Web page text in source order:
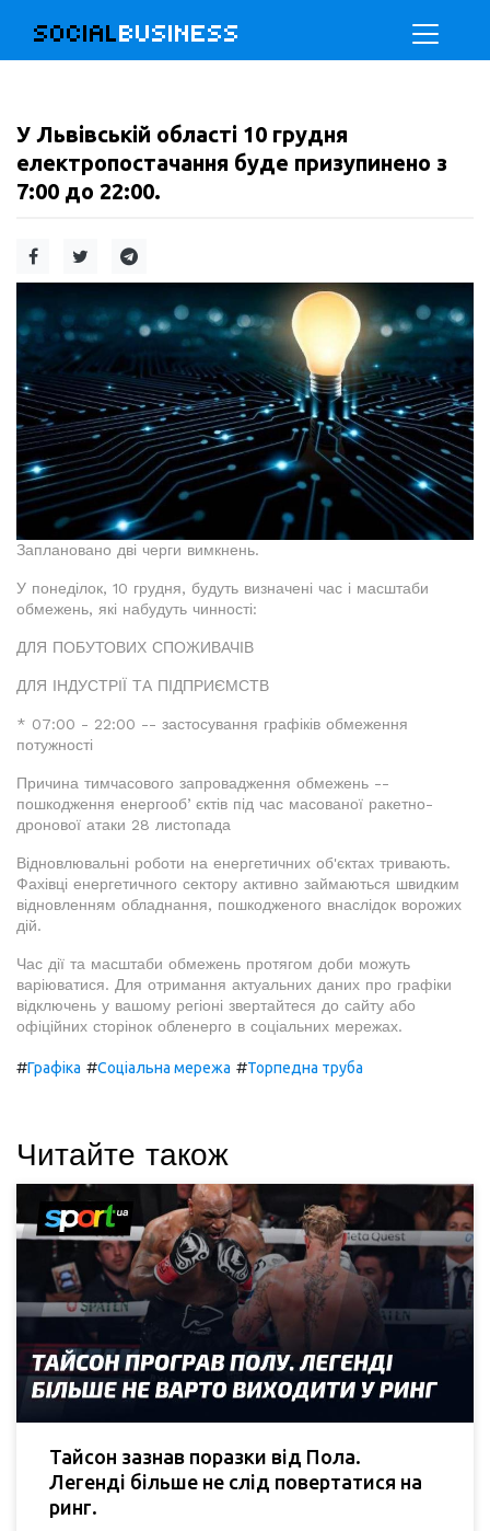
SOCIALBUSINESS
У Львівській області 10 грудня
електропостачання буде призупинено з
7:00 до 22:00.
Заплановано дві черги вимкнень.
У понеділок, 10 грудня, будуть визначені час і масштаби
обмежень, які набудуть чинності:
ДЛЯ ПОБУТОВИХ СПОЖИВАЧІВ
ДЛЯ ІНДУСТРІЇ ТА ПІДПРИЄМСТВ
* 07:00 - 22:00 -- застосування графіків обмеження
потужності
Причина тимчасового запровадження обмежень --
пошкодження енергообʼєктів під час масованої ракетно-
дронової атаки 28 листопада
Відновлювальні роботи на енергетичних об'єктах тривають.
Фахівці енергетичного сектору активно займаються швидким
відновленням обладнання, пошкодженого внаслідок ворожих
дій.
Час дії та масштаби обмежень протягом доби можуть
варіюватися. Для отримання актуальних даних про графіки
відключень у вашому регіоні звертайтеся до сайту або
офіційних сторінок обленерго в соціальних мережах.
#Графіка #Соціальна мережа #Торпедна труба
Читайте також
Тайсон зазнав поразки від Пола.
Легенді більше не слід повертатися на
ринг.